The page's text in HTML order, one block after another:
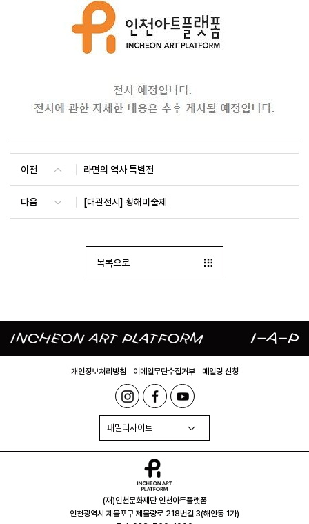
이전 라면의 역사 특별전
다음 [대관전시] 황해미술제
목록으로
개인정보처리방침 이메일무단수집거부 메일링 신청
패밀리사이트
(재)인천문화재단 인천아트플랫폼
인천광역시 제물포구 제물량로 218번길 3(해안동 1가)